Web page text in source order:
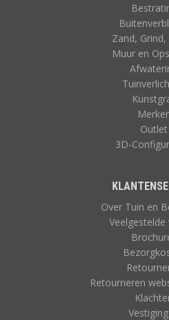
Zand, Grind,
Muur en
Outlet
3D-
Over Tuin en
Veelgestelde
Retourneren